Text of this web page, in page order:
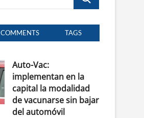
COMMENTS TAGS
Auto-Vac:
implementan en la
capital la modalidad
de vacunarse sin bajar
del automóvil